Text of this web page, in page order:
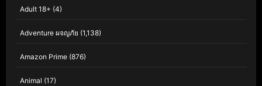
Adult 18+ (4)
Adventure ผจญภัย (1,138)
Amazon Prime (876)
Animal (17)